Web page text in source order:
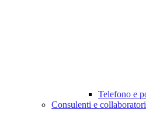
Telefono e
Consulenti e collaboratori